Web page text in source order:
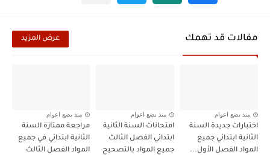
مقالات قد تهمك عرض المزيد
منذ بضع اعوام
اختبارات جديدة السنة
الثانية ابتدائي جميع
المواد الفصل الأول...
منذ بضع اعوام
امتحانات السنة الثانية
ابتدائي الفصل الثالث
جميع المواد بالتصحيح
منذ بضع اعوام
مراجعة ممتازة السنة
الثانية ابتدائي في جميع
المواد الفصل الثالث